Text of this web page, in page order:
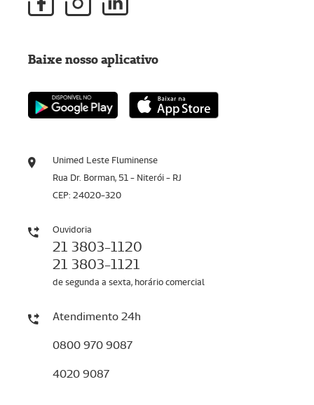
Unimed Leste Fluminense
Rua Dr. Borman, 51 - Niterói - RJ
CEP: 24020-320
Ouvidoria
21 3803-1120
21 3803-1121
de segunda a sexta, horário comercial
Atendimento 24h
0800 970 9087
4020 9087
Baixe nosso aplicativo